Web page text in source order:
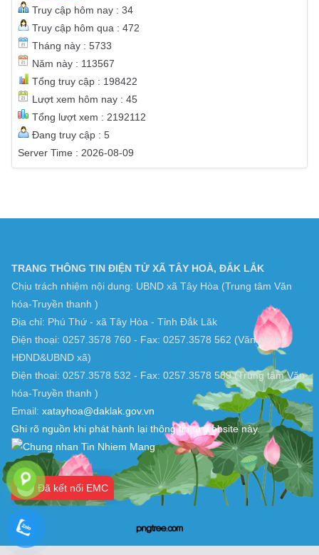
THỐNG KÊ TRUY CẬP
Truy cập hôm nay : 34
Truy cập hôm qua : 472
Tháng này : 5733
Năm này : 113567
Tổng truy cập : 198422
TRANG THÔNG TIN ĐIỆN TỬ XÃ TÂY HOÀ, ĐẮK LẮK
Chịu trách nhiệm nội dung: UBND xã Tây Hòa (Trung tâm Văn
hóa-Truyền thanh )
Địa chỉ: Phú Thứ - xã Tây Hòa - Tỉnh Đắk Lăk
Điện thoại: 0257.3578 760 - Fax: 0257.3578 562 (Văn phòng
HĐND&UBND xã)
Điện thoại: 0257.3578 532 - Fax: 0257.3578 589 (Trung tâm Văn
hóa-Truyền thanh )
Email:xatayhoa@daklak.gov.vn
Ghi rõ nguồn khi phát hành lại thông tin từ website này.